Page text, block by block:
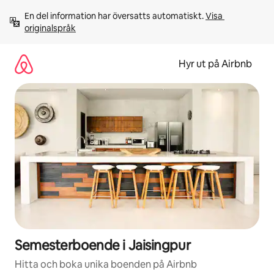
innehåll
En del information har översatts automatiskt. Visa
originalspråk
Hyr ut på Airbnb
Semesterboende i Jaisingpur
Hitta och boka unika boenden på Airbnb